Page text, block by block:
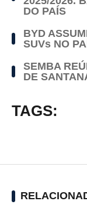
DO PAÍS
BYD
SUVs NO
SEMBA
DE
TAGS: